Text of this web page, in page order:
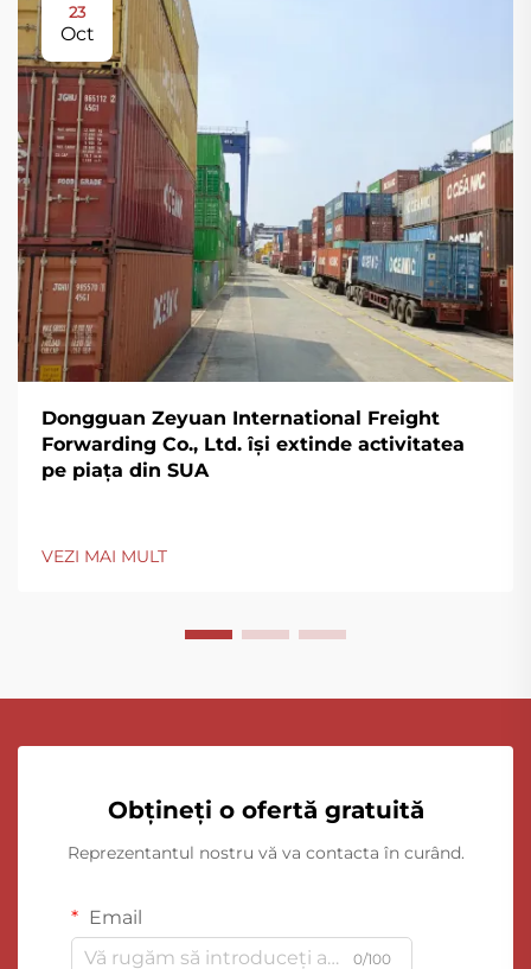
23
Oct
Dongguan Zeyuan International Freight
Forwarding Co., Ltd. își extinde activitatea
pe piața din SUA
VEZI MAI MULT
Obțineți o ofertă gratuită
Reprezentantul nostru vă va contacta în curând.
Email
0/100